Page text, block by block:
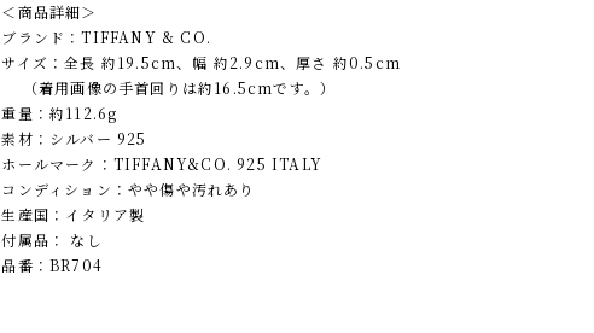
＜商品詳細＞
ブランド：TIFFANY & CO.
サイズ：全長 約19.5cm、幅 約2.9cm、厚さ 約0.5cm
（着用画像の手首回りは約16.5cmです。）
重量：約112.6g
素材：シルバー 925
ホールマーク：TIFFANY&CO. 925 ITALY
コンディション：やや傷や汚れあり
生産国：イタリア製
付属品： なし
品番：BR704